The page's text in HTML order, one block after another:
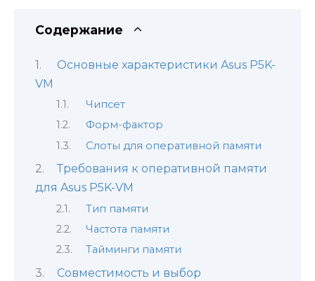
Содержание
Основные характеристики Asus P5K-
VM
Чипсет
Форм-фактор
Слоты для оперативной памяти
Требования к оперативной памяти
для Asus P5K-VM
Тип памяти
Частота памяти
Тайминги памяти
Совместимость и выбор